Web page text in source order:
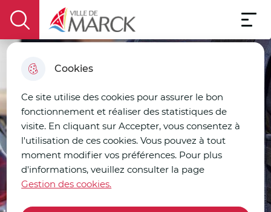
Cookies
Ce site utilise des cookies pour assurer le bon
fonctionnement et réaliser des statistiques de
visite. En cliquant sur Accepter, vous consentez à
l'utilisation de ces cookies. Vous pouvez à tout
moment modifier vos préférences. Pour plus
d'informations, veuillez consulter la page
Gestion des cookies.
Aller à la
recherche
Consulter
le plan
display the search field
Ville de Marck
Menu